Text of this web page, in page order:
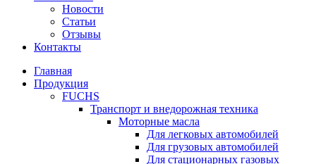
Новости
Статьи
Отзывы
Контакты
Главная
Продукция
FUCHS
Транспорт и внедорожная техника
Моторные масла
Для легковых автомобилей
Для грузовых автомобилей
Для стационарных газовых